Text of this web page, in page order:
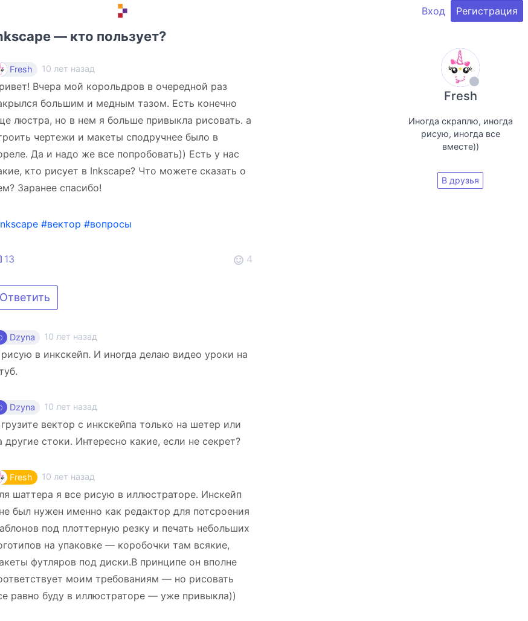
Вход Регистрация
— кто пользует?
Fresh 10 лет назад
Вчера мой корольдров в очередной раз
большим и медным тазом. Есть конечно
люстра, но в нем я больше привыкла рисовать. а
чертежи и макеты сподручнее было в
Да и надо же все попробовать)) Есть у нас
кто рисует в Inkscape? Что можете сказать о
Заранее спасибо!
#вектор #вопросы
13 4
Ответить
Dzyna 10 лет назад
в инкскейп. И иногда делаю видео уроки на
Dzyna 10 лет назад
вектор с инкскейпа только на шетер или
другие стоки. Интересно какие, если не секрет?
Fresh 10 лет назад
шаттера я все рисую в иллюстраторе. Инскейп
был нужен именно как редактор для потсроения
под плоттерную резку и печать небольших
на упаковке — коробочки там всякие,
футляров под диски.В принципе он вполне
моим требованиям — но рисовать
равно буду в иллюстраторе — уже привыкла))
Fresh
Иногда скраплю, иногда
рисую, иногда все
вместе))
В друзья